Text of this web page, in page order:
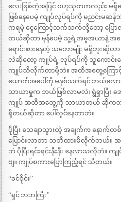
လေးဖြစ်တဲ့အပြင် ဗဟုသုတကလည်း မရှိ
ဖြစ်နေပေမဲ့ ကျုပ်လုပ်ရပ်ကို မညင်းမဆန်
ကရမဲ့ ငွေကြောင့်သက်သက်လို့တော့ ပြောလို့
တယ်ဆိုတာ မှန်ပေမဲ့ သူ့ရဲ့အမူအယာနဲ့ အပ
ရောင်းစားနေတဲ့ သဘောမျိုး မရှိဘူးဆို
လဲဆိုတော့ ကျုပ်ရဲ့ လုပ်ရပ်ကို သူကောင်း
ကျုပ်သိလိုက်တာမို့ဘဲ။ အထိအတွေ့ကြော
ယောက်အပေါ်ကို မနှစ်သက်ရင် ဘယ်လေ
သာယာမှုက ဘယ်ဖြစ်လာမလဲ၊ ရွံရှာပြီး အေ
ကျုပ် အထိအတွေ့ကို သာယာတယ် ဆိုကတည်
ရှိတယ်ဆိုတာ ပေါ်လွင်နေတာဘဲ။
ပိုပြီး သေချာသွားတဲ့ အချက်က နော
ပြောင်းလာတာ သတိထားမိလိုက်တယ်။
ဘဲ ပိုပြီးရင်းရင်းနှီးနှီး နေလာသလိုဘဲ။
ဗျ။ ကျုပ်စကားပြောကြည့်ရင် သိတယ်။
“ခင်ဝိုင်း”
“ရှင် ဘဘကြီး”